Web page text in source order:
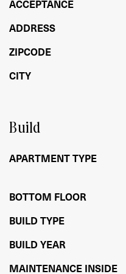
Altijd een zonnig plekje te
Vereniging van eigenaren
onderhoudsplan
WOONOPPERVLAKTE
GO wonen: 159m²
Bruto vloeroppervlakte:
Gebouw gebonden
Het appartement is
- Energielabel A
ACCEPTANCE
ADDRESS
ZIPCODE
CITY
Build
APARTMENT TYPE
BOTTOM FLOOR
BUILD TYPE
BUILD YEAR
MAINTENANCE INSIDE